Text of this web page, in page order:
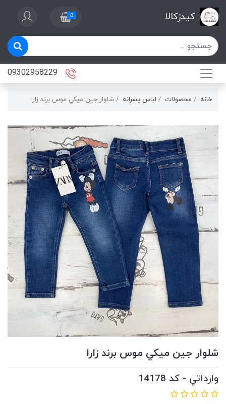
کیدزکالا 0
خانه محصولات لباس پسرانه شلوار جين ميكي موس برند زارا
شلوار جين ميكي موس برند زارا
وارداتي - کد 14178